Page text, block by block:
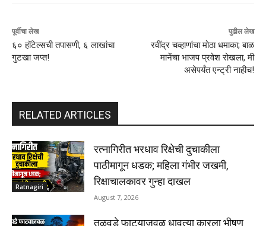
पूर्वीचा लेख
६० हॉटेल्सची तपासणी, ६ लाखांचा
गुटखा जप्त!
पुढील लेख
रवींद्र चव्हाणांचा मोठा धमाका; बाळ
मानेंचा भाजप प्रवेश रोखला, मी
असेपर्यंत एन्ट्री नाहीच!
RELATED ARTICLES
Ratnagiri
रत्नागिरीत भरधाव रिक्षेची दुचाकीला
पाठीमागून धडक; महिला गंभीर जखमी,
रिक्षाचालकावर गुन्हा दाखल
August 7, 2026
तळवडे फाट्याजवळ धावत्या कारला भीषण